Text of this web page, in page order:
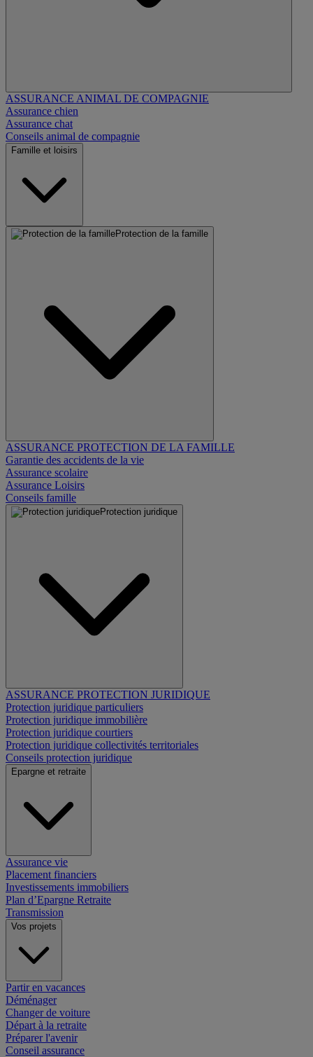
ASSURANCE ANIMAL DE COMPAGNIE
Assurance chien
Assurance chat
Conseils animal de compagnie
Famille et loisirs
Protection de la famille
ASSURANCE PROTECTION DE LA FAMILLE
Garantie des accidents de la vie
Assurance scolaire
Assurance Loisirs
Conseils famille
Protection juridique
ASSURANCE PROTECTION JURIDIQUE
Protection juridique particuliers
Protection juridique immobilière
Protection juridique courtiers
Protection juridique collectivités territoriales
Conseils protection juridique
Epargne et retraite
Assurance vie
Placement financiers
Investissements immobiliers
Plan d’Epargne Retraite
Transmission
Vos projets
Partir en vacances
Déménager
Changer de voiture
Départ à la retraite
Préparer l'avenir
Conseil assurance